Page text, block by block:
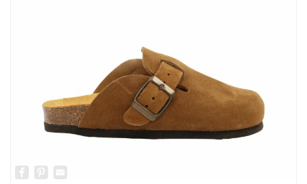
Facebook
Pinterest